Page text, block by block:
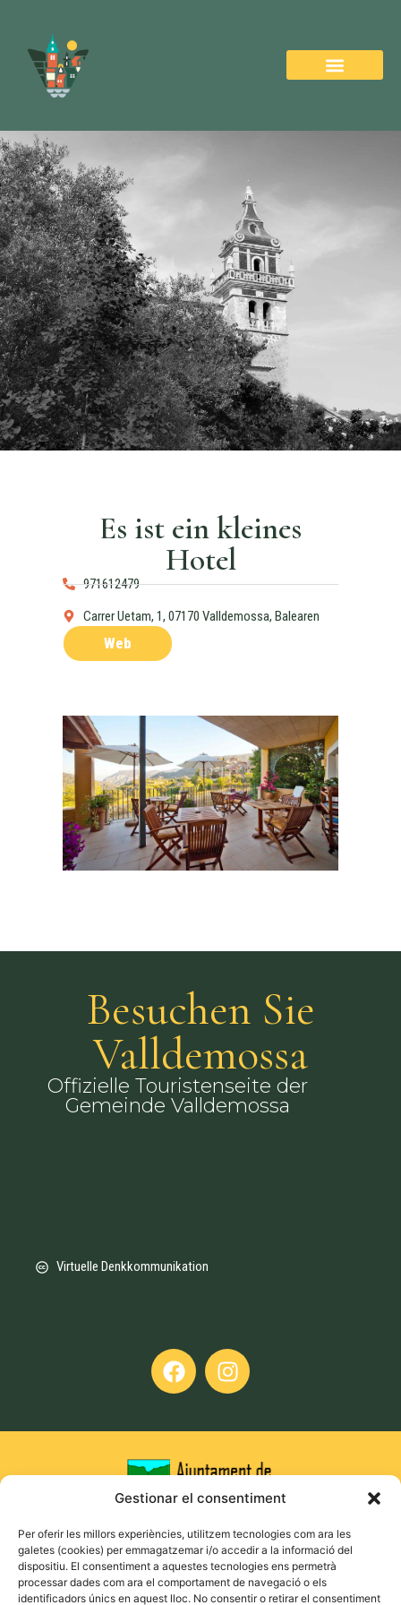
Gestionar el consentiment
Per oferir les millors experiències, utilitzem tecnologies com ara les
galetes (cookies) per emmagatzemar i/o accedir a la informació del
dispositiu. El consentiment a aquestes tecnologies ens permetrà
processar dades com ara el comportament de navegació o els
identificadors únics en aquest lloc. No consentir o retirar el consentiment
Es ist ein kleines
Hotel
971612479
Carrer Uetam, 1, 07170 Valldemossa, Balearen
Web
Besuchen Sie
Valldemossa
Offizielle Touristenseite der
Gemeinde Valldemossa
Virtuelle Denkkommunikation